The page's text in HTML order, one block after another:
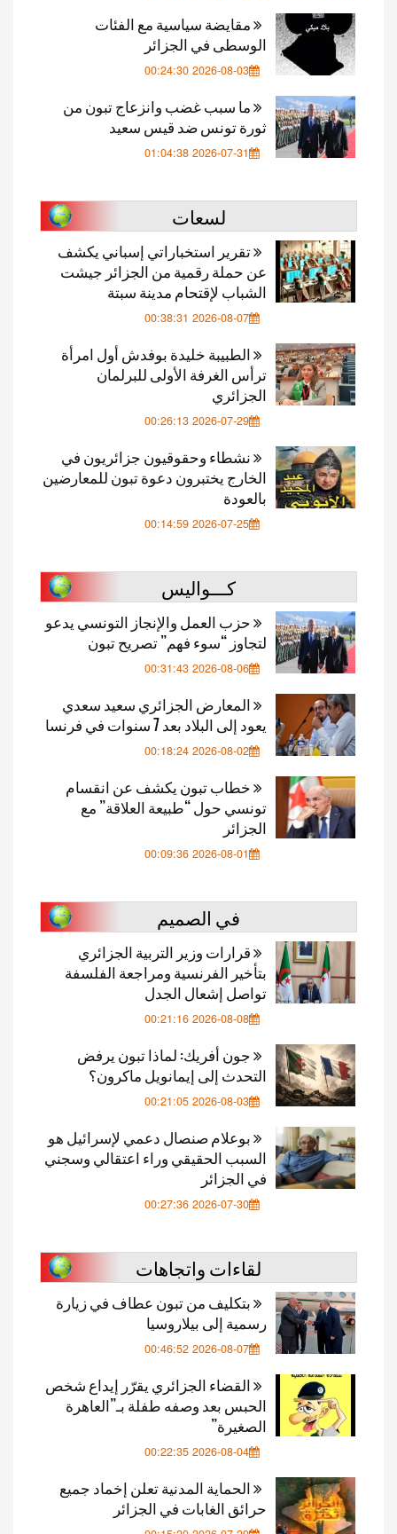
مقايضة سياسية مع الفئات
الوسطى في الجزائر
2026-08-03 00:24:30
ما سبب غضب وانزعاج تبون من
ثورة تونس ضد قيس سعيد
2026-07-31 01:04:38
لسعات
تقرير استخباراتي إسباني يكشف
عن حملة رقمية من الجزائر جيشت
الشباب لإقتحام مدينة سبتة
2026-08-07 00:38:31
الطبيبة خليدة بوفدش أول امرأة
ترأس الغرفة الأولى للبرلمان
الجزائري
2026-07-29 00:26:13
نشطاء وحقوقيون جزائريون في
الخارج يختبرون دعوة تبون للمعارضين
بالعودة
2026-07-25 00:14:59
كـــواليس
حزب العمل والإنجاز التونسي يدعو
لتجاوز “سوء فهم” تصريح تبون
2026-08-06 00:31:43
المعارض الجزائري سعيد سعدي
يعود إلى البلاد بعد 7 سنوات في فرنسا
2026-08-02 00:18:24
خطاب تبون يكشف عن انقسام
تونسي حول “طبيعة العلاقة” مع
الجزائر
2026-08-01 00:09:36
في الصميم
قرارات وزير التربية الجزائري
بتأخير الفرنسية ومراجعة الفلسفة
تواصل إشعال الجدل
2026-08-08 00:21:16
جون أفريك: لماذا تبون يرفض
التحدث إلى إيمانويل ماكرون؟
2026-08-03 00:21:05
بوعلام صنصال دعمي لإسرائيل هو
السبب الحقيقي وراء اعتقالي وسجني
في الجزائر
2026-07-30 00:27:36
لقاءات واتجاهات
بتكليف من تبون عطاف في زيارة
رسمية إلى بيلاروسيا
2026-08-07 00:46:52
القضاء الجزائري يقرّر إيداع شخص
الحبس بعد وصفه طفلة بـ”العاهرة
الصغيرة”
2026-08-04 00:22:35
الحماية المدنية تعلن إخماد جميع
حرائق الغابات في الجزائر